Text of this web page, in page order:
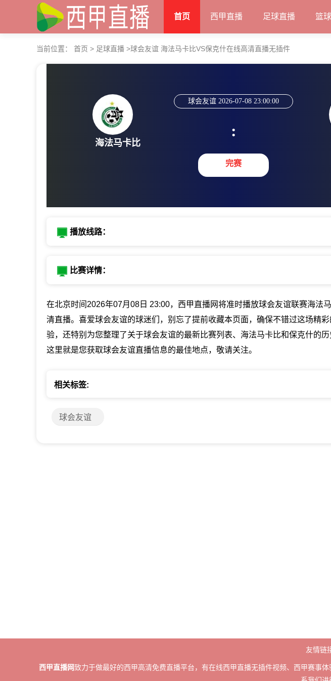
首页 西甲直播 足球直播 篮
当前位置： 首页 > 足球直播 >球会友谊 海法马卡比VS保克什在线高清直播无插件
海法马卡比
球会友谊 2026-07-08 23:00:00
:
完赛
播放线路：
比赛详情：
在北京时间2026年07月08日 23:00，西甲直播网将准时播放球会友谊联赛海法
清直播。喜爱球会友谊的球迷们，别忘了提前收藏本页面，确保不错过这场精
验，还特别为您整理了关于球会友谊的最新比赛列表、海法马卡比和保克什的历
这里就是您获取球会友谊直播信息的最佳地点，敬请关注。
相关标签:
球会友谊
友情链
西甲直播网致力于做最好的西甲高清免费直播平台，有在线西甲直播无插件视频、西甲赛事